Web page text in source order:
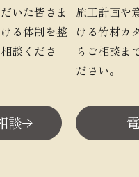
いた皆さま
る体制を整
談くださ
談
施工計画や
ける竹材カ
らご相談ま
ださい。